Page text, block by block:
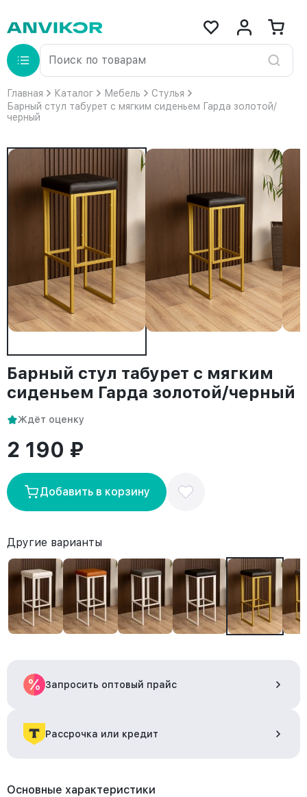
Главная Каталог Мебель
Стулья
Барный стул табурет с мягким сиденьем Гарда золотой/
черный
Барный стул табурет с мягким
сиденьем Гарда золотой/черный
Ждёт оценку
2 190 ₽
Добавить в корзину
Другие варианты
Запросить оптовый прайс
Рассрочка или кредит
Основные характеристики